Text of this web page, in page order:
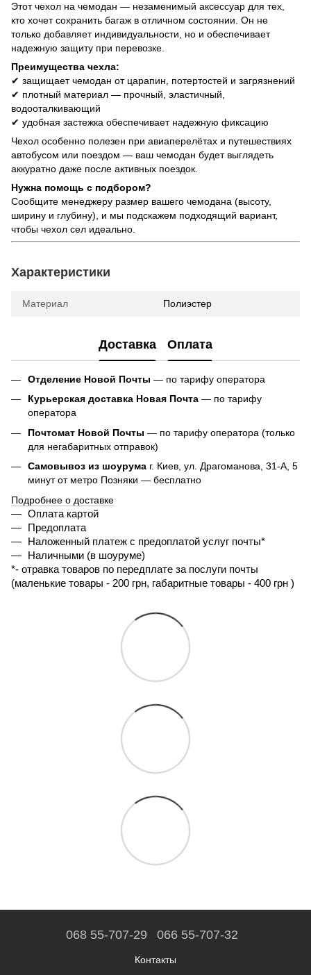
Этот чехол на чемодан — незаменимый аксессуар для тех,
кто хочет сохранить багаж в отличном состоянии. Он не
только добавляет индивидуальности, но и обеспечивает
надежную защиту при перевозке.
Преимущества чехла:
✔ защищает чемодан от царапин, потертостей и загрязнений
✔ плотный материал — прочный, эластичный,
водооталкивающий
✔ удобная застежка обеспечивает надежную фиксацию
Чехол особенно полезен при авиаперелётах и путешествиях
автобусом или поездом — ваш чемодан будет выглядеть
аккуратно даже после активных поездок.
Нужна помощь с подбором?
Сообщите менеджеру размер вашего чемодана (высоту,
ширину и глубину), и мы подскажем подходящий вариант,
чтобы чехол сел идеально.
Характеристики
Материал Полиэстер
Доставка Оплата
Отделение Новой Почты — по тарифу оператора
Курьерская доставка Новая Почта — по тарифу
оператора
Почтомат Новой Почты — по тарифу оператора (только
для негабаритных отправок)
Самовывоз из шоурума г. Киев, ул. Драгоманова, 31-А, 5
минут от метро Позняки — бесплатно
Подробнее о доставке
Оплата картой
Предоплата
Наложенный платеж с предоплатой услуг почты*
Наличными (в шоуруме)
*- отравка товаров по передплате за послуги почты
(маленькие товары - 200 грн, габаритные товары - 400 грн )
068 55-707-29 066 55-707-32
Контакты